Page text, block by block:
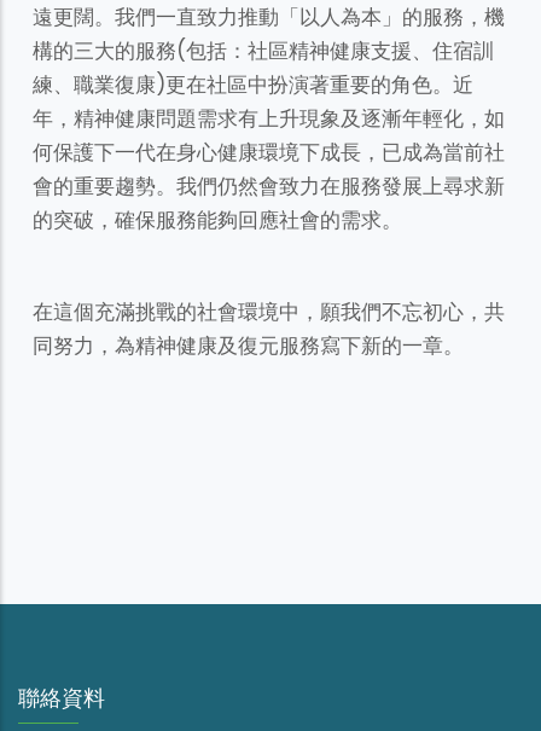
遠更闊。我們一直致力推動「以人為本」的服務，機
構的三大的服務(包括：社區精神健康支援、住宿訓
練、職業復康)更在社區中扮演著重要的角色。近
年，精神健康問題需求有上升現象及逐漸年輕化，如
何保護下一代在身心健康環境下成長，已成為當前社
會的重要趨勢。我們仍然會致力在服務發展上尋求新
的突破，確保服務能夠回應社會的需求。
在這個充滿挑戰的社會環境中，願我們不忘初心，共
同努力，為精神健康及復元服務寫下新的一章。
聯絡資料